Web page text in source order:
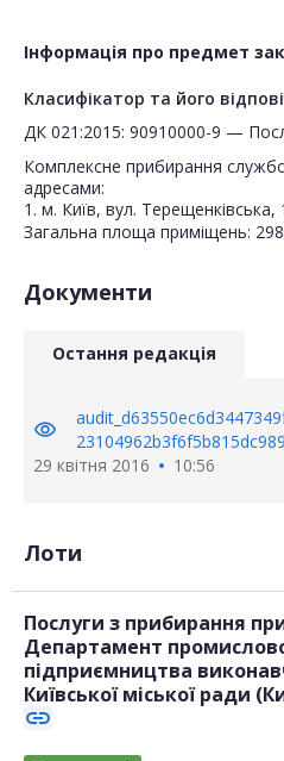
Інформація про предмет
Класифікатор та його
ДК 021:2015: 90910000-9 —
Комплексне прибирання
адресами:
1. м. Київ, вул. Терещенківська,
Загальна площа приміщень:
Документи
Остання редакція
visibility
29 квітня 2016
10:56
Лоти
Послуги з прибирання
Департамент
підприємництва
Київської міської ради
link